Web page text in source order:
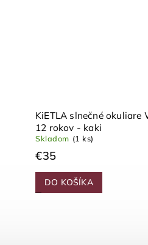
KiETLA slnečné okuliare
12 rokov - kaki
Skladom (1 ks)
€35
DO KOŠÍKA